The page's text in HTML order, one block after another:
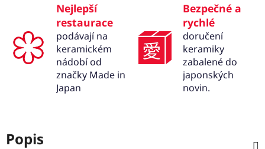
Nejlepší
restaurace
podávají na
keramickém
nádobí od
značky Made in
Japan
Bezpečné a
rychlé
doručení
keramiky
zabalené do
japonských
novin.
Popis